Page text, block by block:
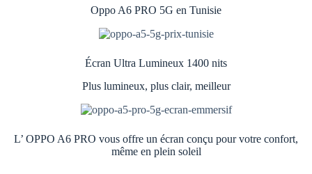
Oppo A6 PRO 5G en Tunisie
Écran Ultra Lumineux 1400 nits
Plus lumineux, plus clair, meilleur
L’ OPPO A6 PRO vous offre un écran conçu pour votre confort,
même en plein soleil